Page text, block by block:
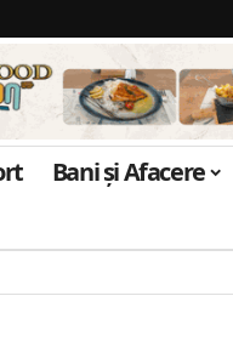
Bani și Afacere